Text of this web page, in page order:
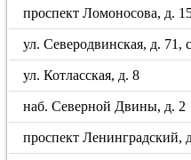
проспект Ломоносова, д.
ул. Северодвинская, д. 71,
ул. Котласская, д. 8
наб. Северной Двины, д. 2
проспект Ленинградский,